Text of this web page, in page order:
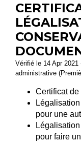
Vérifié le 14 Apr
administrative
Certificat
pour une
pour faire